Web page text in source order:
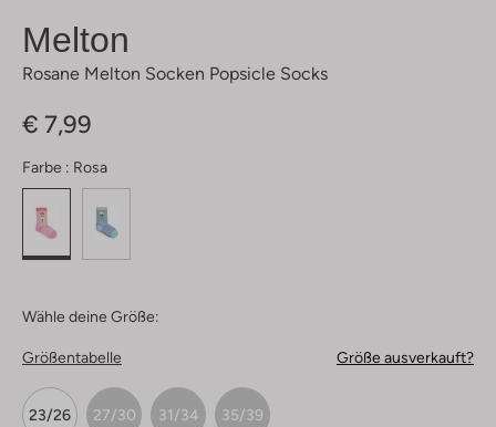
Melton
Rosane Melton Socken Popsicle Socks
€ 7,99
Farbe : Rosa
Wähle deine Größe:
Größentabelle Größe ausverkauft?
23/26 27/30 31/34 35/39